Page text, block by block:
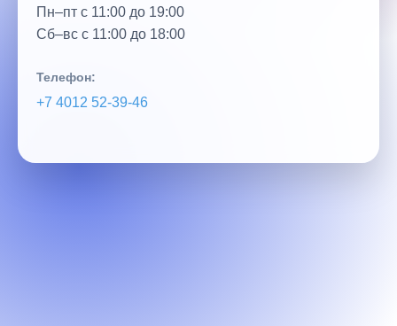
Пн–пт с 11:00 до 19:00
Сб–вс с 11:00 до 18:00
Телефон:
+7 4012 52‑39‑46